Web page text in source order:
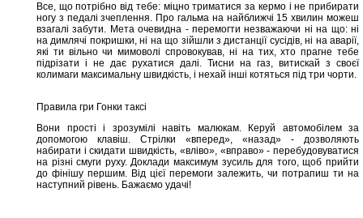
Все, що потрібно від тебе: міцно триматися за кермо і не прибирати
ногу з педалі зчеплення. Про гальма на найближчі 15 хвилин можеш
взагалі забути. Мета очевидна - перемогти незважаючи ні на що: ні
на димлячі покришки, ні на що зійшли з дистанції сусідів, ні на аварії,
які ти вільно чи мимоволі спровокував, ні на тих, хто прагне тебе
підрізати і не дає рухатися далі. Тисни на газ, витискай з своєї
колимаги максимальну швидкість, і нехай інші котяться під три чорти.
Правила гри Гонки таксі
Вони прості і зрозумілі навіть малюкам. Керуй автомобілем за
допомогою клавіш. Стрілки «вперед», «назад» - дозволяють
набирати і скидати швидкість, «вліво», «вправо» - перебудовуватися
на різні смуги руху. Доклади максимум зусиль для того, щоб прийти
до фінішу першим. Від цієї перемоги залежить, чи потрапиш ти на
наступний рівень. Бажаємо удачі!